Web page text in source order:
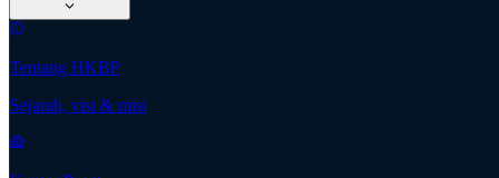
Tentang HKBP
Sejarah, visi & misi